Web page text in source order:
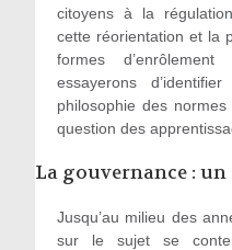
citoyens à la
cette réorientation et la
formes
essayerons
philosophie des
question des
La gouvernance :
Jusqu’au milieu des
sur le sujet se